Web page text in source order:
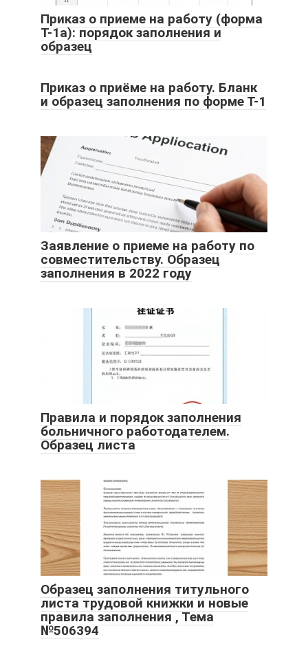
Приказ о приеме на работу (форма
Т-1а): порядок заполнения и
образец
Приказ о приёме на работу. Бланк
и образец заполнения по форме Т-1
Заявление о приеме на работу по
совместительству. Образец
заполнения в 2022 году
Правила и порядок заполнения
больничного работодателем.
Образец листа
Образец заполнения титульного
листа трудовой книжки и новые
правила заполнения , Тема
№506394